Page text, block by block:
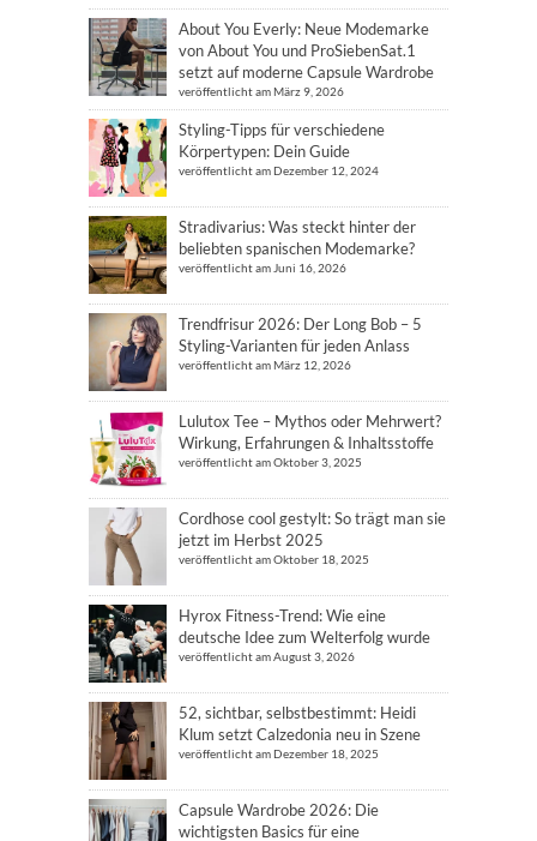
About You Everly: Neue Modemarke
von About You und ProSiebenSat.1
setzt auf moderne Capsule Wardrobe
veröffentlicht am März 9, 2026
Styling-Tipps für verschiedene
Körpertypen: Dein Guide
veröffentlicht am Dezember 12, 2024
Stradivarius: Was steckt hinter der
beliebten spanischen Modemarke?
veröffentlicht am Juni 16, 2026
Trendfrisur 2026: Der Long Bob – 5
Styling-Varianten für jeden Anlass
veröffentlicht am März 12, 2026
Lulutox Tee – Mythos oder Mehrwert?
Wirkung, Erfahrungen & Inhaltsstoffe
veröffentlicht am Oktober 3, 2025
Cordhose cool gestylt: So trägt man sie
jetzt im Herbst 2025
veröffentlicht am Oktober 18, 2025
Hyrox Fitness-Trend: Wie eine
deutsche Idee zum Welterfolg wurde
veröffentlicht am August 3, 2026
52, sichtbar, selbstbestimmt: Heidi
Klum setzt Calzedonia neu in Szene
veröffentlicht am Dezember 18, 2025
Capsule Wardrobe 2026: Die
wichtigsten Basics für eine